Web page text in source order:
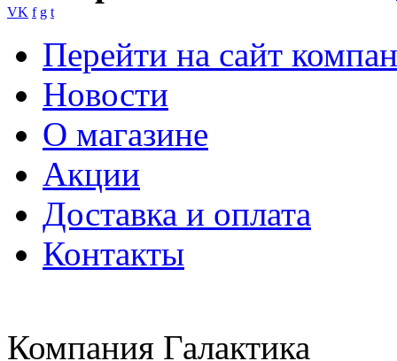
VK f g t
Перейти на сайт
Новости
О магазине
Акции
Доставка и оплата
Контакты
Компания Галактика